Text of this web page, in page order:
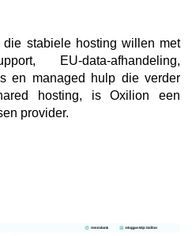
stabiele hosting willen met
EU-data-afhandeling,
en managed hulp die verder
hosting, is Oxilion een
provider.